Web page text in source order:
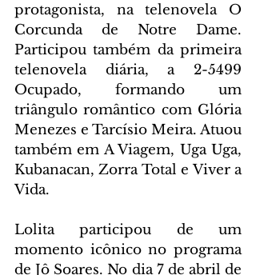
protagonista, na telenovela O
Corcunda de Notre Dame.
Participou também da primeira
telenovela diária, a 2-5499
Ocupado, formando um
triângulo romântico com Glória
Menezes e Tarcísio Meira. Atuou
também em A Viagem, Uga Uga,
Kubanacan, Zorra Total e Viver a
Vida.
Lolita participou de um
momento icônico no programa
de Jô Soares. No dia 7 de abril de